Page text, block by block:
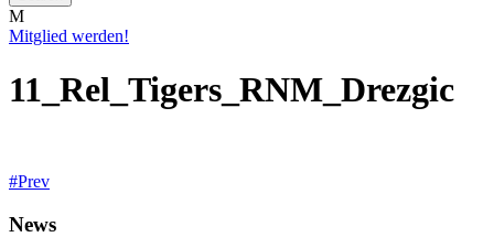
Mitglied werden!
11_Rel_Tigers_RNM_Drezgic
Prev
News